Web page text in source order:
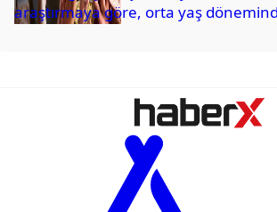
araştırmaya göre, orta yaş